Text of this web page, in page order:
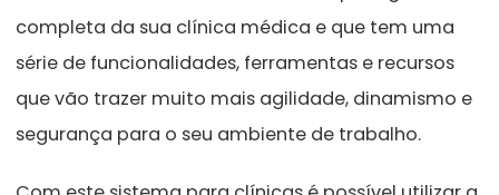
completa da sua clínica médica e que tem uma
série de funcionalidades, ferramentas e recursos
que vão trazer muito mais agilidade, dinamismo e
segurança para o seu ambiente de trabalho.